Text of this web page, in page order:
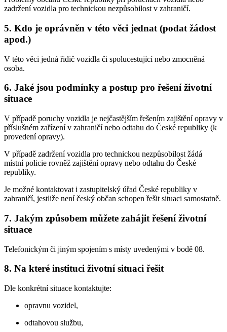
zadržení vozidla pro technickou nezpůsobilost v zahraničí.
5. Kdo je oprávněn v této věci jednat (podat žádost
apod.)
V této věci jedná řidič vozidla či spolucestující nebo zmocněná
osoba.
6. Jaké jsou podmínky a postup pro řešení životní
situace
V případě poruchy vozidla je nejčastějším řešením zajištění opravy v
příslušném zařízení v zahraničí nebo odtahu do České republiky (k
provedení opravy).
V případě zadržení vozidla pro technickou nezpůsobilost žádá
místní policie rovněž zajištění opravy nebo odtahu do České
republiky.
Je možné kontaktovat i zastupitelský úřad České republiky v
zahraničí, jestliže není český občan schopen řešit situaci samostatně.
7. Jakým způsobem můžete zahájit řešení životní
situace
Telefonickým či jiným spojením s místy uvedenými v bodě 08.
8. Na které instituci životní situaci řešit
Dle konkrétní situace kontaktujte:
opravnu vozidel,
odtahovou službu,